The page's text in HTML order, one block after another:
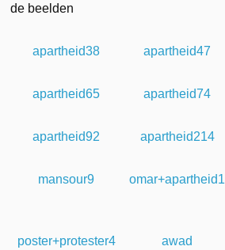
de beelden
apartheid38 apartheid47
apartheid65 apartheid74
apartheid92 apartheid214
mansour9 omar+apartheid1
poster+protester4
awad